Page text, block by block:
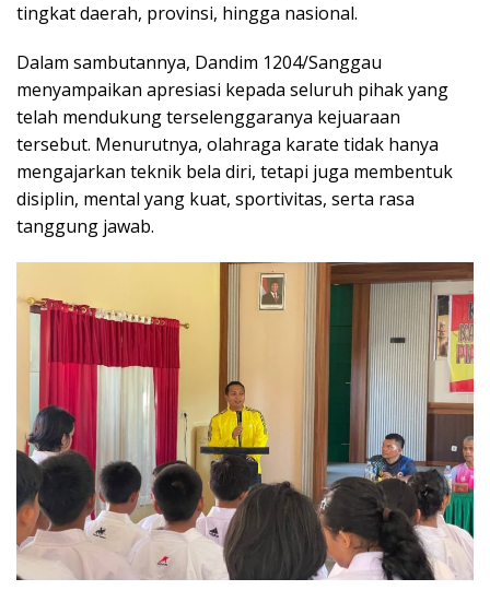
tingkat daerah, provinsi, hingga nasional.
Dalam sambutannya, Dandim 1204/Sanggau
menyampaikan apresiasi kepada seluruh pihak yang
telah mendukung terselenggaranya kejuaraan
tersebut. Menurutnya, olahraga karate tidak hanya
mengajarkan teknik bela diri, tetapi juga membentuk
disiplin, mental yang kuat, sportivitas, serta rasa
tanggung jawab.